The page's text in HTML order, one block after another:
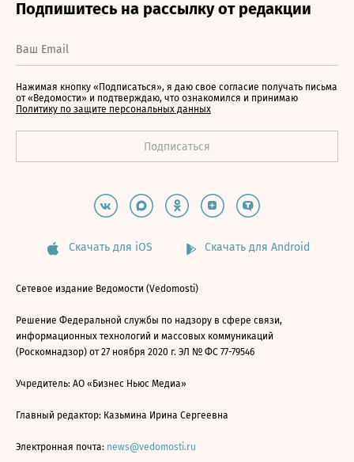
Нажимая кнопку «Подписаться», я даю свое согласие получать письма
от «Ведомости» и подтверждаю, что ознакомился и принимаю
Политику по защите персональных данных
Скачать для iOS Скачать для Android
Сетевое издание Ведомости (Vedomosti)
Решение Федеральной службы по надзору в сфере связи,
информационных технологий и массовых коммуникаций
(Роскомнадзор) от 27 ноября 2020 г. ЭЛ № ФС 77-79546
Учредитель: АО «Бизнес Ньюс Медиа»
Главный редактор: Казьмина Ирина Сергеевна
Электронная почта: news@vedomosti.ru